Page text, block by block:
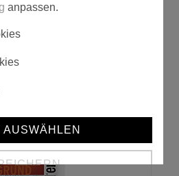
Strukturquarz
anpassen.